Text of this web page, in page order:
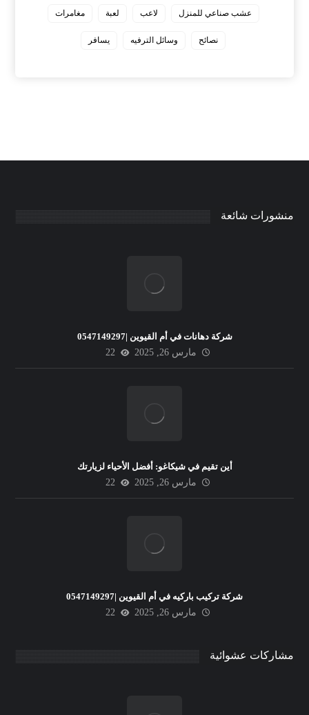
عشب صناعي للمنزل لاعب لعبة مغامرات
نصائح وسائل الترفيه يسافر
منشورات شائعة
شركة دهانات في أم القيوين |0547149297
مارس 26, 2025
22
أين تقيم في شيكاغو: أفضل الأحياء لزيارتك
مارس 26, 2025
22
شركة تركيب باركيه في أم القيوين |0547149297
مارس 26, 2025
22
مشاركات عشوائية